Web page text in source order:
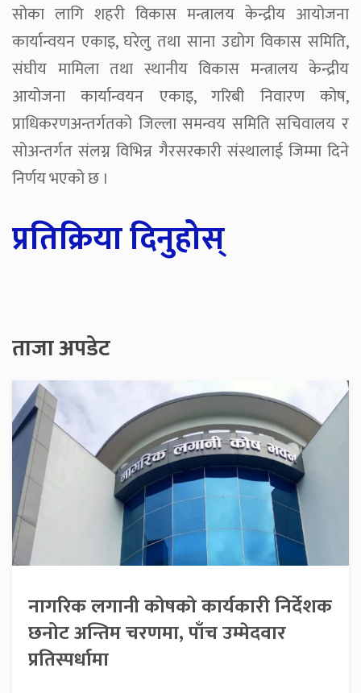
सोका लागि शहरी विकास मन्त्रालय केन्द्रीय आयोजना
कार्यान्वयन एकाइ, घरेलु तथा साना उद्योग विकास समिति,
संघीय मामिला तथा स्थानीय विकास मन्त्रालय केन्द्रीय
आयोजना कार्यान्वयन एकाइ, गरिबी निवारण कोष,
प्राधिकरणअन्तर्गतको जिल्ला समन्वय समिति सचिवालय र
सोअन्तर्गत संलग्न विभिन्न गैरसरकारी संस्थालाई जिम्मा दिने
निर्णय भएको छ ।
प्रतिक्रिया दिनुहोस्
ताजा अपडेट
नागरिक लगानी कोषको कार्यकारी निर्देशक
छनोट अन्तिम चरणमा, पाँच उम्मेदवार
प्रतिस्पर्धामा